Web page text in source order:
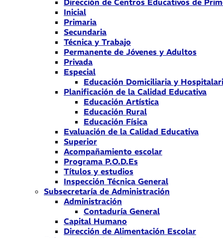
Dirección de Centros Educativos de
Inicial
Primaria
Secundaria
Técnica y Trabajo
Permanente de Jóvenes y Adultos
Privada
Especial
Educación Domiciliaria y
Planificación de la Calidad Educativa
Educación Artística
Educación Rural
Educación Física
Evaluación de la Calidad Educativa
Superior
Acompañamiento escolar
Programa P.O.D.Es
Títulos y estudios
Inspección Técnica General
Subsecretaría de Administración
Administración
Contaduría General
Capital Humano
Dirección de Alimentación Escolar